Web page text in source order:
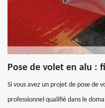
Pose de volet en alu :
Si vous avez un projet de pose de
professionnel qualifié dans le